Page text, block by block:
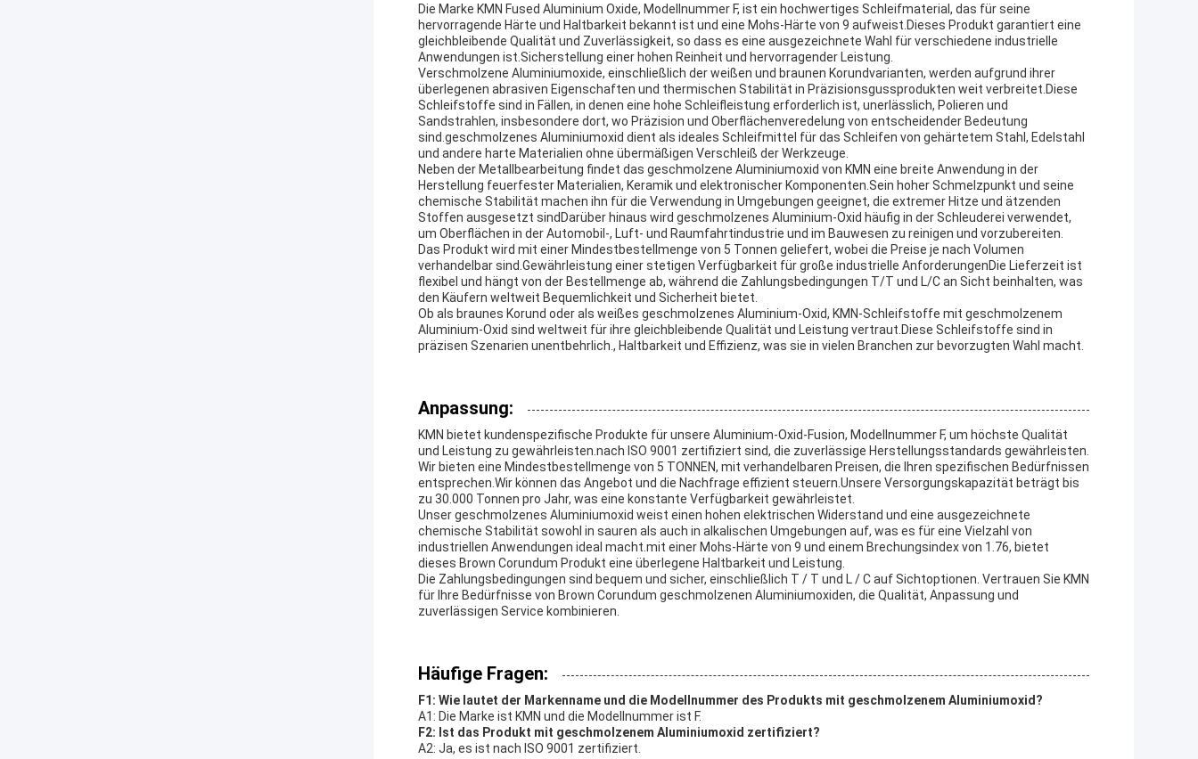
Die Marke KMN Fused Aluminium Oxide, Modellnummer F, ist ein hochwertiges Schleifmaterial, das für seine
hervorragende Härte und Haltbarkeit bekannt ist und eine Mohs-Härte von 9 aufweist.Dieses Produkt garantiert eine
gleichbleibende Qualität und Zuverlässigkeit, so dass es eine ausgezeichnete Wahl für verschiedene industrielle
Anwendungen ist.Sicherstellung einer hohen Reinheit und hervorragender Leistung.
Verschmolzene Aluminiumoxide, einschließlich der weißen und braunen Korundvarianten, werden aufgrund ihrer
überlegenen abrasiven Eigenschaften und thermischen Stabilität in Präzisionsgussprodukten weit verbreitet.Diese
Schleifstoffe sind in Fällen, in denen eine hohe Schleifleistung erforderlich ist, unerlässlich, Polieren und
Sandstrahlen, insbesondere dort, wo Präzision und Oberflächenveredelung von entscheidender Bedeutung
sind.geschmolzenes Aluminiumoxid dient als ideales Schleifmittel für das Schleifen von gehärtetem Stahl, Edelstahl
und andere harte Materialien ohne übermäßigen Verschleiß der Werkzeuge.
Neben der Metallbearbeitung findet das geschmolzene Aluminiumoxid von KMN eine breite Anwendung in der
Herstellung feuerfester Materialien, Keramik und elektronischer Komponenten.Sein hoher Schmelzpunkt und seine
chemische Stabilität machen ihn für die Verwendung in Umgebungen geeignet, die extremer Hitze und ätzenden
Stoffen ausgesetzt sindDarüber hinaus wird geschmolzenes Aluminium-Oxid häufig in der Schleuderei verwendet,
um Oberflächen in der Automobil-, Luft- und Raumfahrtindustrie und im Bauwesen zu reinigen und vorzubereiten.
Das Produkt wird mit einer Mindestbestellmenge von 5 Tonnen geliefert, wobei die Preise je nach Volumen
verhandelbar sind.Gewährleistung einer stetigen Verfügbarkeit für große industrielle AnforderungenDie Lieferzeit ist
flexibel und hängt von der Bestellmenge ab, während die Zahlungsbedingungen T/T und L/C an Sicht beinhalten, was
den Käufern weltweit Bequemlichkeit und Sicherheit bietet.
Ob als braunes Korund oder als weißes geschmolzenes Aluminium-Oxid, KMN-Schleifstoffe mit geschmolzenem
Aluminium-Oxid sind weltweit für ihre gleichbleibende Qualität und Leistung vertraut.Diese Schleifstoffe sind in
präzisen Szenarien unentbehrlich., Haltbarkeit und Effizienz, was sie in vielen Branchen zur bevorzugten Wahl macht.
Anpassung:
KMN bietet kundenspezifische Produkte für unsere Aluminium-Oxid-Fusion, Modellnummer F, um höchste Qualität
und Leistung zu gewährleisten.nach ISO 9001 zertifiziert sind, die zuverlässige Herstellungsstandards gewährleisten.
Wir bieten eine Mindestbestellmenge von 5 TONNEN, mit verhandelbaren Preisen, die Ihren spezifischen Bedürfnissen
entsprechen.Wir können das Angebot und die Nachfrage effizient steuern.Unsere Versorgungskapazität beträgt bis
zu 30.000 Tonnen pro Jahr, was eine konstante Verfügbarkeit gewährleistet.
Unser geschmolzenes Aluminiumoxid weist einen hohen elektrischen Widerstand und eine ausgezeichnete
chemische Stabilität sowohl in sauren als auch in alkalischen Umgebungen auf, was es für eine Vielzahl von
industriellen Anwendungen ideal macht.mit einer Mohs-Härte von 9 und einem Brechungsindex von 1.76, bietet
dieses Brown Corundum Produkt eine überlegene Haltbarkeit und Leistung.
Die Zahlungsbedingungen sind bequem und sicher, einschließlich T / T und L / C auf Sichtoptionen. Vertrauen Sie KMN
für Ihre Bedürfnisse von Brown Corundum geschmolzenen Aluminiumoxiden, die Qualität, Anpassung und
zuverlässigen Service kombinieren.
Häufige Fragen:
F1: Wie lautet der Markenname und die Modellnummer des Produkts mit geschmolzenem Aluminiumoxid?
A1: Die Marke ist KMN und die Modellnummer ist F.
F2: Ist das Produkt mit geschmolzenem Aluminiumoxid zertifiziert?
A2: Ja, es ist nach ISO 9001 zertifiziert.